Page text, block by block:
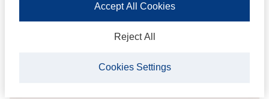
Reject All
Accept All Cookies
Cookies Settings